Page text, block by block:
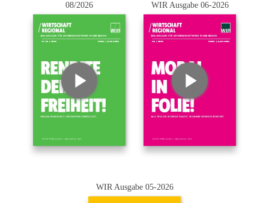
08/2026
WIR Ausgabe 06-2026
WIR Ausgabe 05-2026